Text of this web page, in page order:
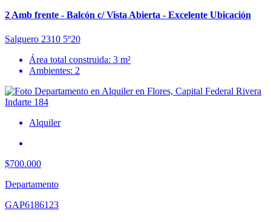
2 Amb frente - Balcón c/ Vista Abierta - Excelente Ubicación
Salguero 2310 5º20
Área total construida: 3 m²
Ambientes: 2
Alquiler
$700.000
Departamento
GAP6186123